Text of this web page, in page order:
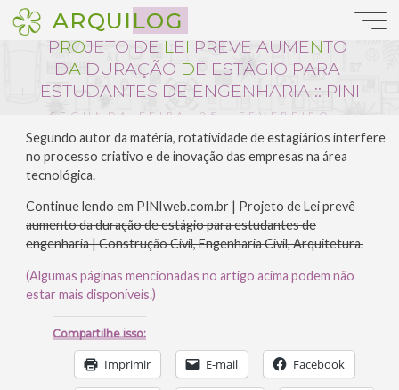
Pular
para
ARQUILOGProfissão
PROJETO DE L EI PREVÊ AUMENTO
DA DURAÇÃO DE ESTÁGIO PARA
ESTUDANTES DE ENGENHARIA :: PINI
SEGUNDA-FEIRA, 25 . FEVEREIRO .
Segundo autor da matéria, rotatividade de estagiários interfere
no processo criativo e de inovação das empresas na área
tecnológica.
Continue lendo emPINIweb.com.br | Projeto de Lei prevê
aumento da duração de estágio para estudantes de
engenharia | Construção Civil, Engenharia Civil, Arquitetura.
(Algumas páginas mencionadas no artigo acima podem não
estar mais disponíveis.)
Compartilhe isso:
Imprimir E-mail Facebook